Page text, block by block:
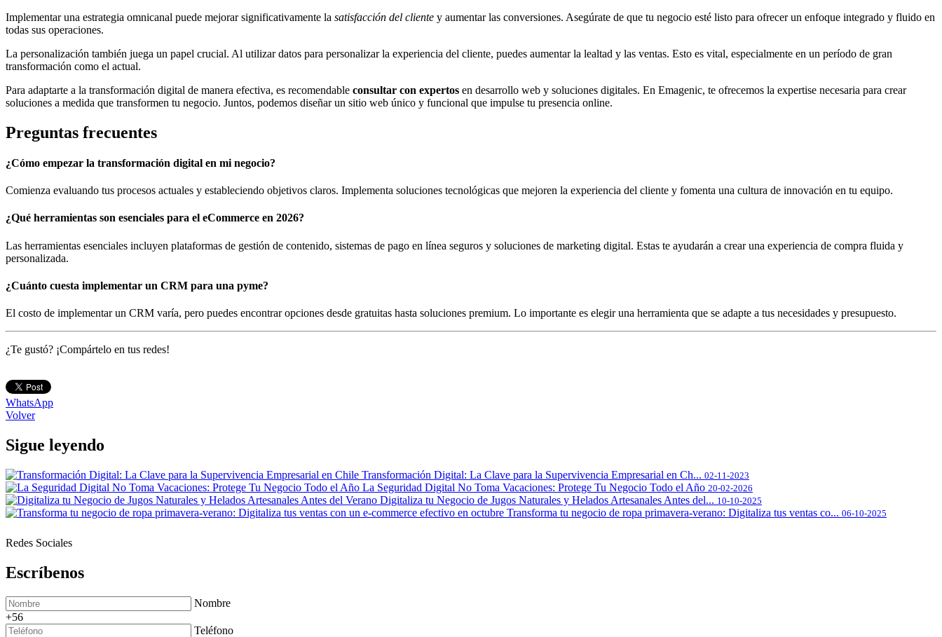
Implementar una estrategia omnicanal puede mejorar significativamente la satisfacción del cliente y aumentar las conversiones. Asegúrate de que tu negocio esté listo para ofrecer un enfoque integrado y fluido en
todas sus operaciones.
La personalización también juega un papel crucial. Al utilizar datos para personalizar la experiencia del cliente, puedes aumentar la lealtad y las ventas. Esto es vital, especialmente en un período de gran
transformación como el actual.
Para adaptarte a la transformación digital de manera efectiva, es recomendable consultar con expertos en desarrollo web y soluciones digitales. En Emagenic, te ofrecemos la expertise necesaria para crear
soluciones a medida que transformen tu negocio. Juntos, podemos diseñar un sitio web único y funcional que impulse tu presencia online.
Preguntas frecuentes
¿Cómo empezar la transformación digital en mi negocio?
Comienza evaluando tus procesos actuales y estableciendo objetivos claros. Implementa soluciones tecnológicas que mejoren la experiencia del cliente y fomenta una cultura de innovación en tu equipo.
¿Qué herramientas son esenciales para el eCommerce en 2026?
Las herramientas esenciales incluyen plataformas de gestión de contenido, sistemas de pago en línea seguros y soluciones de marketing digital. Estas te ayudarán a crear una experiencia de compra fluida y
personalizada.
¿Cuánto cuesta implementar un CRM para una pyme?
El costo de implementar un CRM varía, pero puedes encontrar opciones desde gratuitas hasta soluciones premium. Lo importante es elegir una herramienta que se adapte a tus necesidades y presupuesto.
¿Te gustó? ¡Compártelo en tus redes!
WhatsApp
Volver
Sigue leyendo
Transformación Digital: La Clave para la Supervivencia Empresarial en Ch... 02-11-2023
La Seguridad Digital No Toma Vacaciones: Protege Tu Negocio Todo el Año 20-02-2026
Digitaliza tu Negocio de Jugos Naturales y Helados Artesanales Antes del... 10-10-2025
Transforma tu negocio de ropa primavera-verano: Digitaliza tus ventas co... 06-10-2025
Redes Sociales
Escríbenos
Nombre
+56
Teléfono